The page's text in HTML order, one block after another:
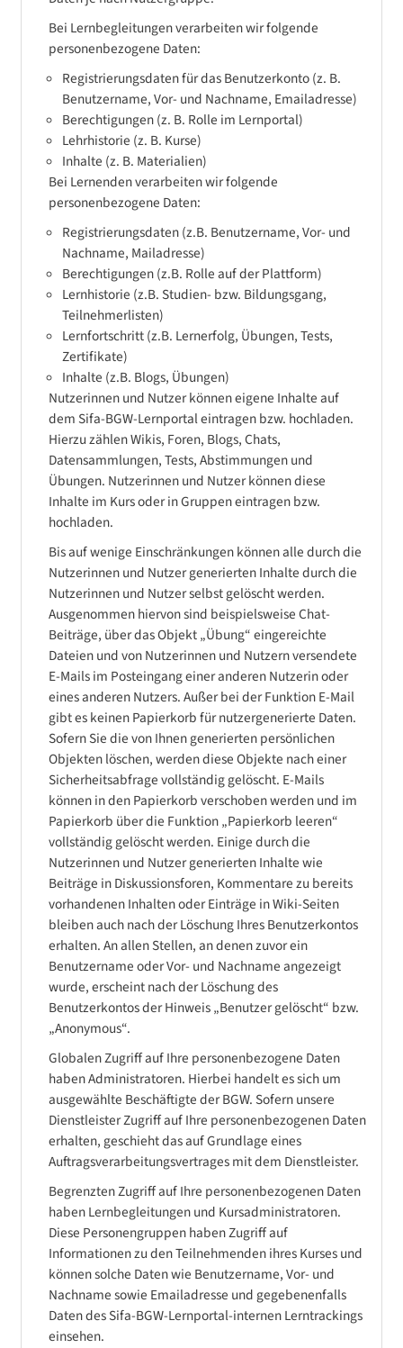
Bei Lernbegleitungen verarbeiten wir folgende
personenbezogene Daten:
Registrierungsdaten für das Benutzerkonto (z. B.
Benutzername, Vor- und Nachname, Emailadresse)
Berechtigungen (z. B. Rolle im Lernportal)
Lehrhistorie (z. B. Kurse)
Inhalte (z. B. Materialien)
Bei Lernenden verarbeiten wir folgende
personenbezogene Daten:
Registrierungsdaten (z.B. Benutzername, Vor- und
Nachname, Mailadresse)
Berechtigungen (z.B. Rolle auf der Plattform)
Lernhistorie (z.B. Studien- bzw. Bildungsgang,
Teilnehmerlisten)
Lernfortschritt (z.B. Lernerfolg, Übungen, Tests,
Zertifikate)
Inhalte (z.B. Blogs, Übungen)
Nutzerinnen und Nutzer können eigene Inhalte auf
dem Sifa-BGW-Lernportal eintragen bzw. hochladen.
Hierzu zählen Wikis, Foren, Blogs, Chats,
Datensammlungen, Tests, Abstimmungen und
Übungen. Nutzerinnen und Nutzer können diese
Inhalte im Kurs oder in Gruppen eintragen bzw.
hochladen.
Bis auf wenige Einschränkungen können alle durch die
Nutzerinnen und Nutzer generierten Inhalte durch die
Nutzerinnen und Nutzer selbst gelöscht werden.
Ausgenommen hiervon sind beispielsweise Chat-
Beiträge, über das Objekt „Übung“ eingereichte
Dateien und von Nutzerinnen und Nutzern versendete
E-Mails im Posteingang einer anderen Nutzerin oder
eines anderen Nutzers. Außer bei der Funktion E-Mail
gibt es keinen Papierkorb für nutzergenerierte Daten.
Sofern Sie die von Ihnen generierten persönlichen
Objekten löschen, werden diese Objekte nach einer
Sicherheitsabfrage vollständig gelöscht. E-Mails
können in den Papierkorb verschoben werden und im
Papierkorb über die Funktion „Papierkorb leeren“
vollständig gelöscht werden. Einige durch die
Nutzerinnen und Nutzer generierten Inhalte wie
Beiträge in Diskussionsforen, Kommentare zu bereits
vorhandenen Inhalten oder Einträge in Wiki-Seiten
bleiben auch nach der Löschung Ihres Benutzerkontos
erhalten. An allen Stellen, an denen zuvor ein
Benutzername oder Vor- und Nachname angezeigt
wurde, erscheint nach der Löschung des
Benutzerkontos der Hinweis „Benutzer gelöscht“ bzw.
„Anonymous“.
Globalen Zugriff auf Ihre personenbezogene Daten
haben Administratoren. Hierbei handelt es sich um
ausgewählte Beschäftigte der BGW. Sofern unsere
Dienstleister Zugriff auf Ihre personenbezogenen Daten
erhalten, geschieht das auf Grundlage eines
Auftragsverarbeitungsvertrages mit dem Dienstleister.
Begrenzten Zugriff auf Ihre personenbezogenen Daten
haben Lernbegleitungen und Kursadministratoren.
Diese Personengruppen haben Zugriff auf
Informationen zu den Teilnehmenden ihres Kurses und
können solche Daten wie Benutzername, Vor- und
Nachname sowie Emailadresse und gegebenenfalls
Daten des Sifa-BGW-Lernportal-internen Lerntrackings
einsehen.